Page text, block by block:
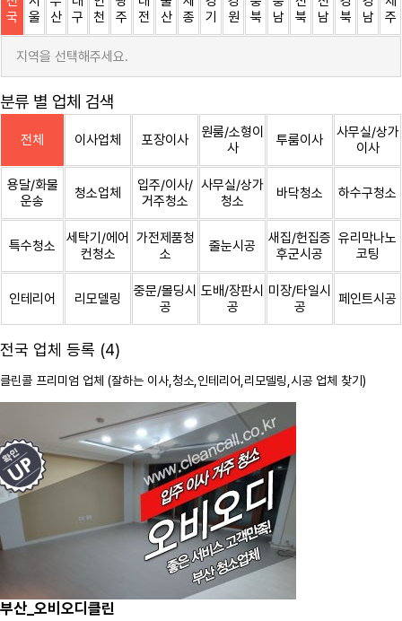
국
울
산
구
천
주
전
산
종
기
원
북
남
북
남
북
남
주
지역을 선택해주세요.
분류 별 업체 검색
전체 이사업체 포장이사
원룸/소형이
사
투룸이사
사무실/상가
이사
용달/화물
운송
청소업체
입주/이사/
거주청소
사무실/상가
청소
바닥청소 하수구청소
특수청소
세탁기/에어
컨청소
가전제품청
소
줄눈시공
새집/헌집증
후군시공
유리막나노
코팅
인테리어 리모델링
중문/몰딩시
공
도배/장판시
공
미장/타일시
공
페인트시공
전국 업체 등록 (4)
클린콜 프리미엄 업체 (잘하는 이사, 청소 ,인테리어,리모델링,시공 업체 찾기)
부산_오비오디클린